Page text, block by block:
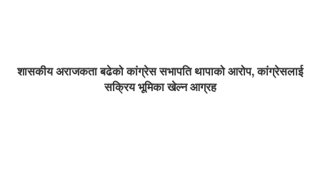
शासकीय अराजकता बढेको कांग्रेस सभापति थापाको आरोप, कांग्रेसलाई
सक्रिय भूमिका खेल्न आग्रह